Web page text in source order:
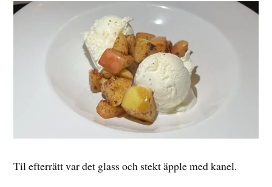
Til efterrätt var det glass och stekt äpple med kanel.